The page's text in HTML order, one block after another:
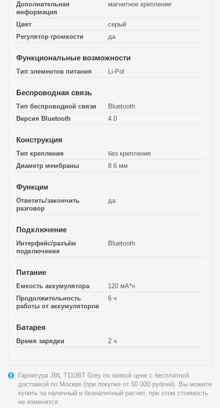
Дополнительная
информация
магнитное крепление
Цвет
серый
Регулятор громкости
да
Функциональные возможности
Тип элементов питания Li-Pol
Беспроводная связь
Тип беспроводной связи
Bluetooth
Версия Bluetooth
4.0
Конструкция
Тип крепления
без крепления
Диаметр мембраны
8.6 мм
Функции
Ответить/закончить
разговор
да
Подключение
Интерфейс/разъём
подключения
Bluetooth
Питание
Емкость аккумулятора
120 мА*ч
Продолжительность
работы от аккумуляторов
6 ч
Батарея
Время зарядки 2 ч
Гарнитура JBL T110BT Grey по низкой цене с бесплатной
доставкой по Москве (при покупке от 50 000 рублей). Вы можете
купить за наличный и безналичный расчет, при этом стоимость
не изменится.